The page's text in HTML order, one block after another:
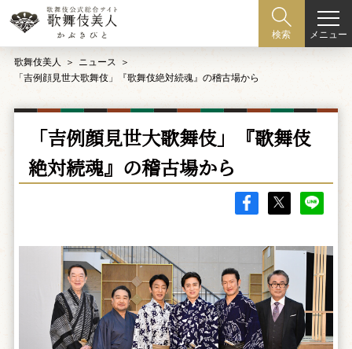
検索 メニュー
歌舞伎美人
ニュース
「吉例顔見世大歌舞伎」『歌舞伎絶対続魂』の稽古場から
「吉例顔見世大歌舞伎」『歌舞伎
絶対続魂』の稽古場から